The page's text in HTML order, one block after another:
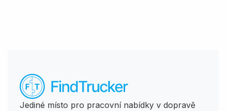
Jediné místo pro pracovní nabídky v dopravě